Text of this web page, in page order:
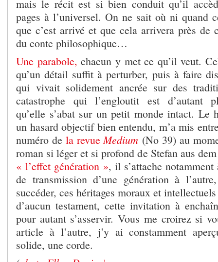
mais le récit est si bien conduit qu’il
pages à l’universel. On ne sait où ni quand
que c’est arrivé et que cela arrivera près de
du conte philosophique…
Une parabole, chacun y met ce qu’il veut.
qu’un détail suffit à perturber, puis à faire
qui vivait solidement ancrée sur des
catastrophe qui l’engloutit est d’autant
qu’elle s’abat sur un petit monde intact. Le
un hasard objectif bien entendu, m’a mis
numéro de la revueMedium (No 39) au
roman si léger et si profond de Stefan aus
« l’effet génération », il s’attache
de transmission d’une génération à
succéder, ces héritages moraux et
d’aucun testament, cette invitation à
pour autant s’asservir. Vous me croirez si
article à l’autre, j’y ai constamment
solide, une corde.